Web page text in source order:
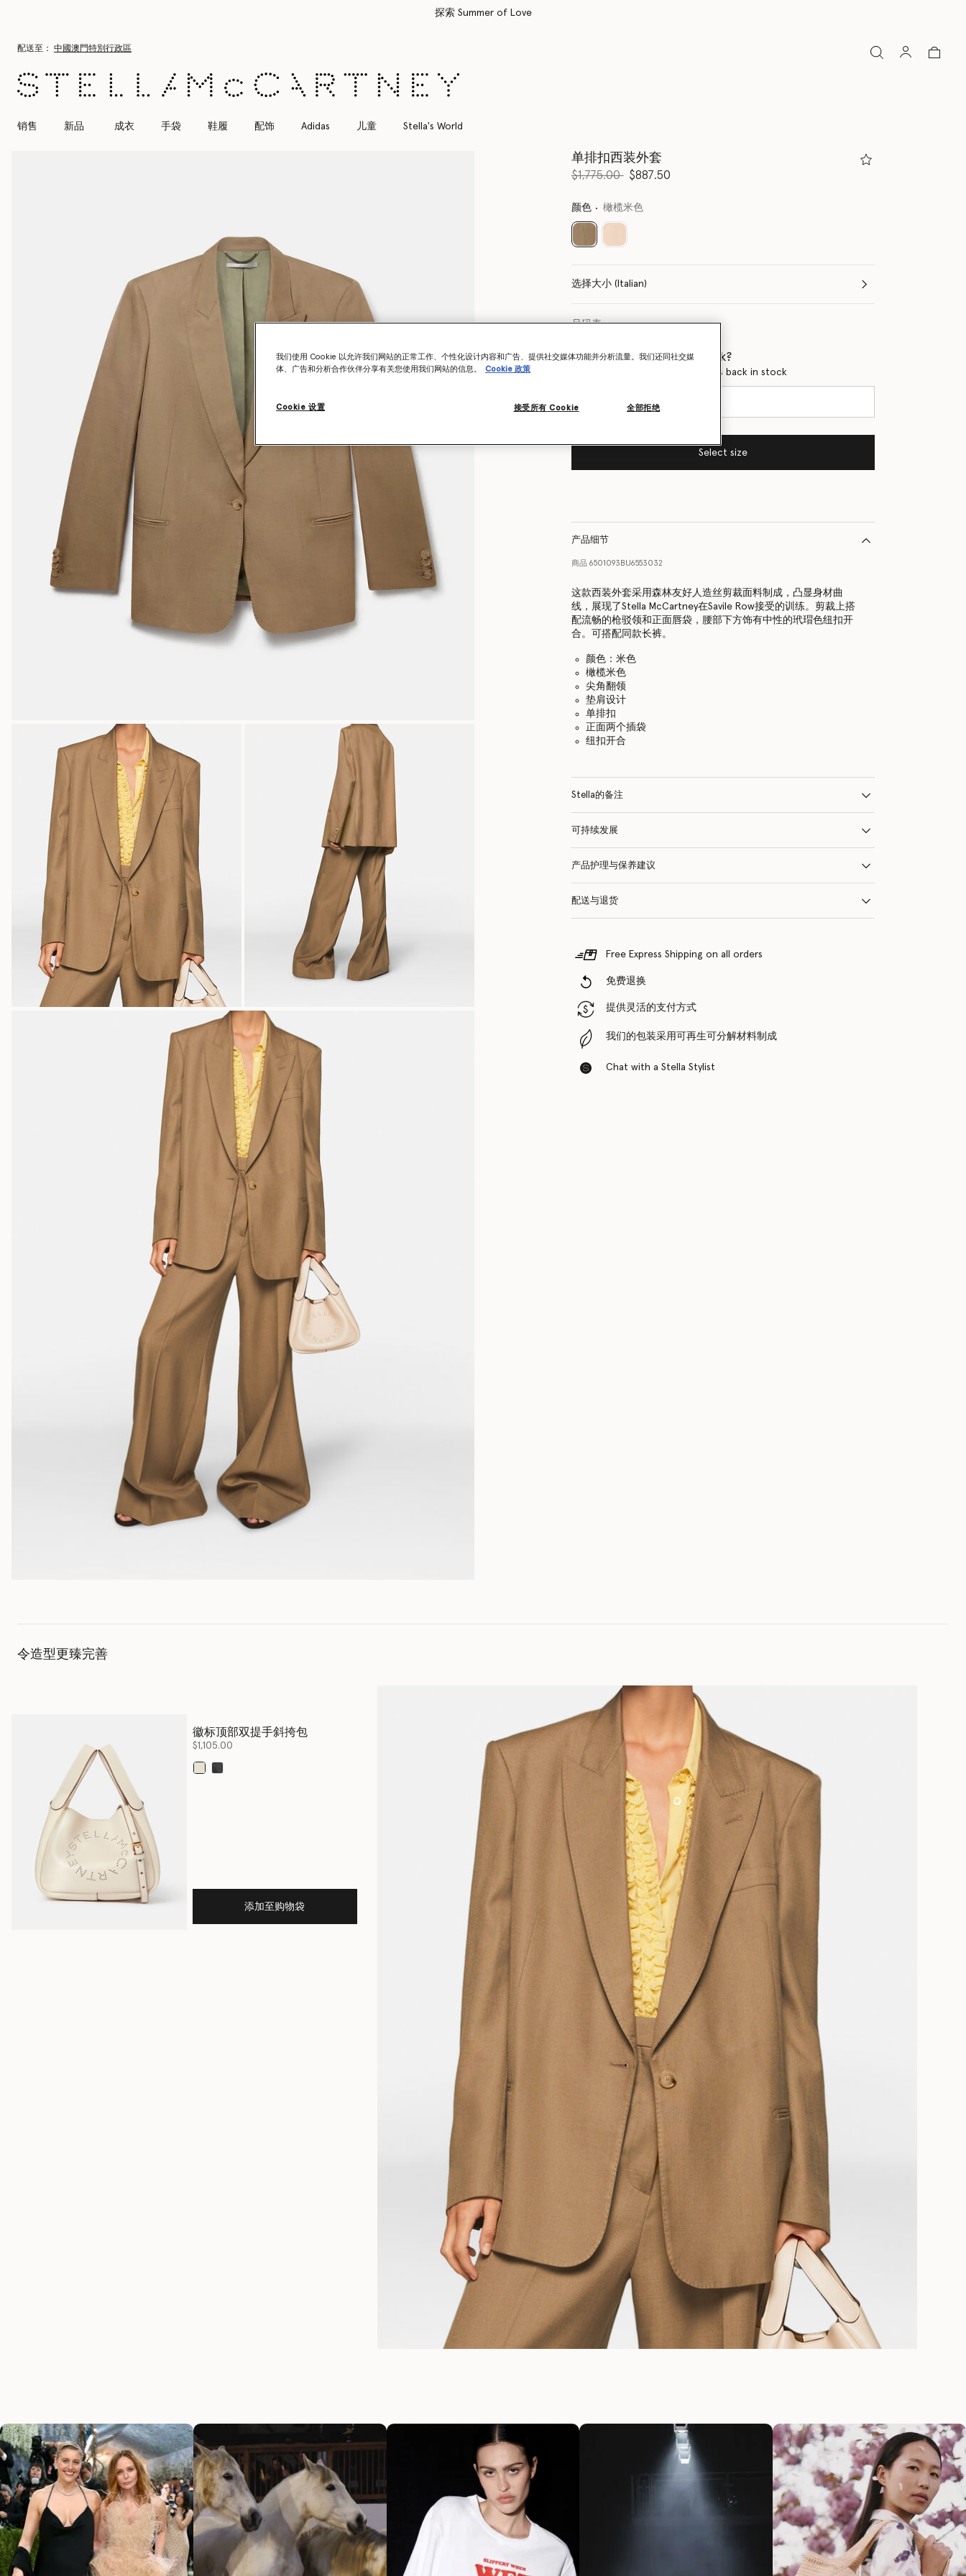
所有订单均享受免费速递服务
配送至： 中國澳門特別行政區
销售 新品 成衣 手袋 鞋履 配饰 Adidas 儿童 Stella's World
单排扣西装外套
价格从
$1,775.00下降至
$887.50
颜色 橄榄米色
已选
选择大小 (Italian)
尺码表
Want to know when it's back?
Get notified when this product is back in stock
Select size
产品细节
商品 6501093BU6553032
这款西装外套采用森林友好人造丝剪裁面料制成，凸显身材曲
线，展现了Stella McCartney在Savile Row接受的训练。剪裁上搭
配流畅的枪驳领和正面唇袋，腰部下方饰有中性的玳瑁色纽扣开
合。可搭配同款长裤。
颜色：米色
橄榄米色
尖角翻领
垫肩设计
单排扣
正面两个插袋
纽扣开合
Stella的备注
可持续发展
产品护理与保养建议
配送与退货
Free Express Shipping on all orders
免费退换
提供灵活的支付方式
我们的包装采用可再生可分解材料制成
Chat with a Stella Stylist
令造型更臻完善
徽标顶部双提手斜挎包
$1,105.00
添加至购物袋
我们使用 Cookie 以允许我们网站的正常工作、个性化设计内容和广告、提供社交媒体功能并分析流量。我们还同社交媒
体、广告和分析合作伙伴分享有关您使用我们网站的信息。
Cookie 政策
Cookie 设置 全部拒绝
接受所有 Cookie